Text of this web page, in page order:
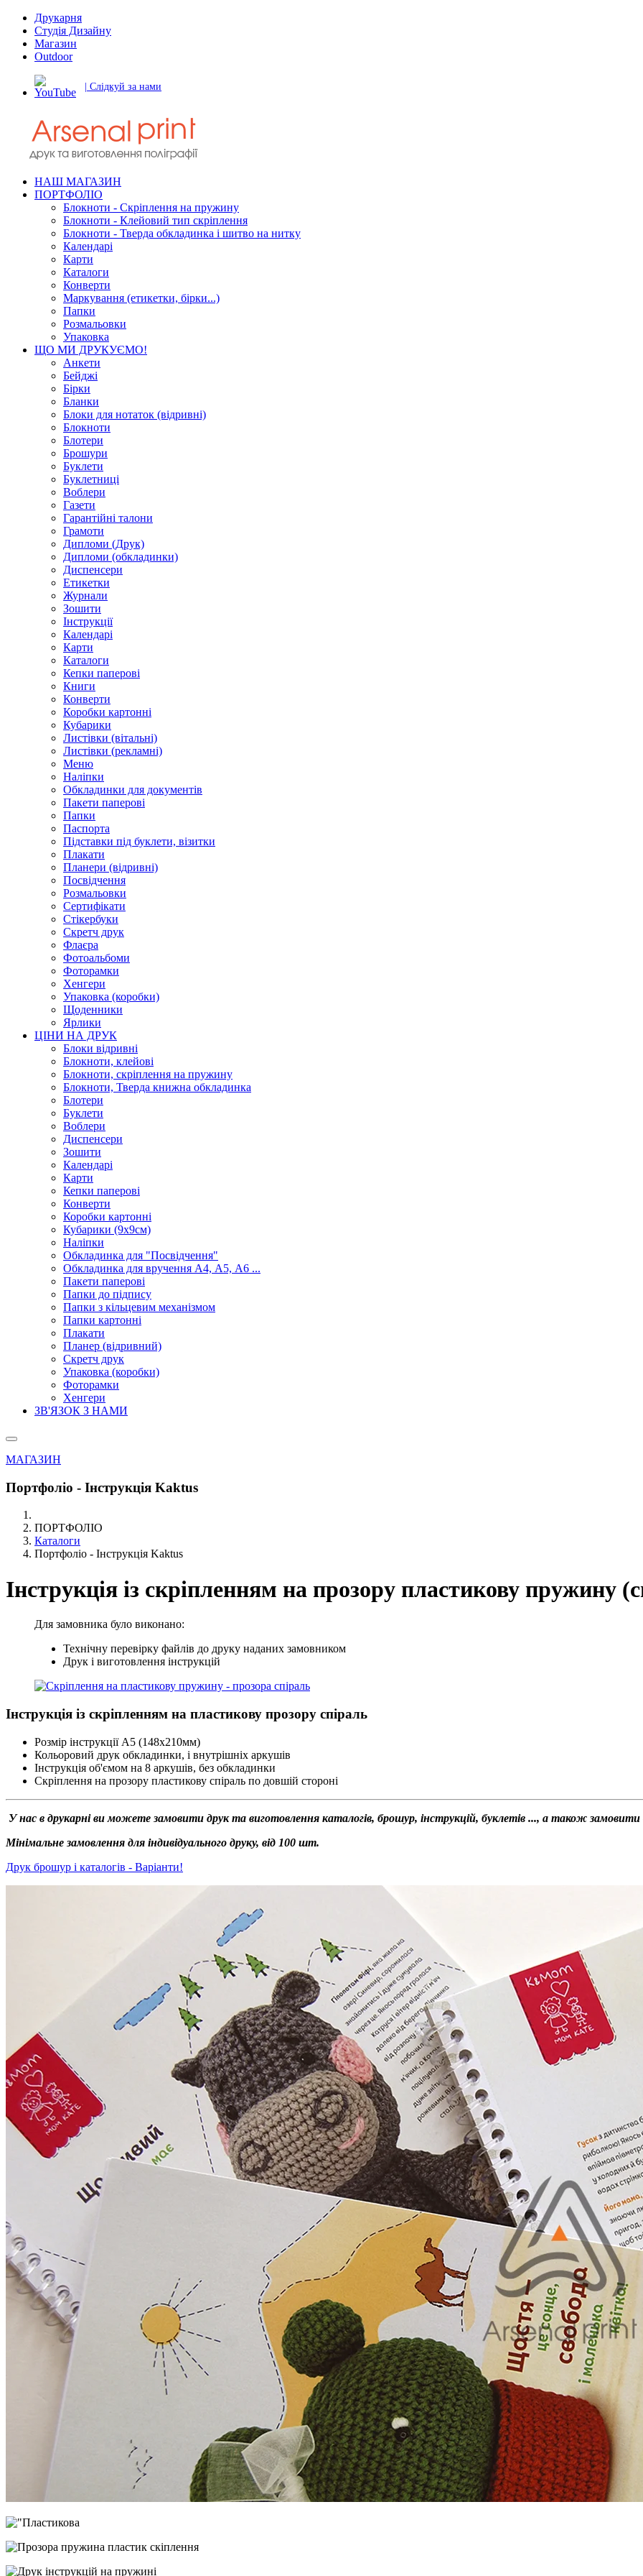
Друкарня
Студія Дизайну
Магазин
Outdoor
| Слідкуй за нами
НАШ МАГАЗИН
ПОРТФОЛІО
Блокноти - Скріплення на пружину
Блокноти - Клейовий тип скріплення
Блокноти - Тверда обкладинка і шитво на нитку
Календарі
Карти
Каталоги
Конверти
Маркування (етикетки, бірки...)
Папки
Розмальовки
Упаковка
ЩО МИ ДРУКУЄМО!
Анкети
Бейджі
Бірки
Бланки
Блоки для нотаток (відривні)
Блокноти
Блотери
Брошури
Буклети
Буклетниці
Воблери
Газети
Гарантійні талони
Грамоти
Дипломи (Друк)
Дипломи (обкладинки)
Диспенсери
Етикетки
Журнали
Зошити
Інструкції
Календарі
Карти
Каталоги
Кепки паперові
Книги
Конверти
Коробки картонні
Кубарики
Листівки (вітальні)
Листівки (рекламні)
Меню
Наліпки
Обкладинки для документів
Пакети паперові
Папки
Паспорта
Підставки під буклети, візитки
Плакати
Планери (відривні)
Посвідчення
Розмальовки
Сертифікати
Стікербуки
Скретч друк
Флаєра
Фотоальбоми
Фоторамки
Хенгери
Упаковка (коробки)
Щоденники
Ярлики
ЦІНИ НА ДРУК
Блоки відривні
Блокноти, клейові
Блокноти, скріплення на пружину
Блокноти, Тверда книжна обкладинка
Блотери
Буклети
Воблери
Диспенсери
Зошити
Календарі
Карти
Кепки паперові
Конверти
Коробки картонні
Кубарики (9х9см)
Наліпки
Обкладинка для "Посвідчення"
Обкладинка для вручення А4, А5, А6 ...
Пакети паперові
Папки до підпису
Папки з кільцевим механізмом
Папки картонні
Плакати
Планер (відривний)
Скретч друк
Упаковка (коробки)
Фоторамки
Хенгери
ЗВ'ЯЗОК З НАМИ
МАГАЗИН
Портфоліо - Інструкція Kaktus
ПОРТФОЛІО
Каталоги
Портфоліо - Інструкція Kaktus
Інструкція із скріпленням на прозору пластикову пружину
Для замовника було виконано:
Технічну перевірку файлів до друку наданих замовником
Друк і виготовлення інструкцій
Інструкція із скріпленням на пластикову прозору спіраль
Розмір інструкції А5 (148х210мм)
Кольоровий друк обкладинки, і внутрішніх аркушів
Інструкція об'ємом на 8 аркушів, без обкладинки
Скріплення на прозору пластикову спіраль по довшій стороні
У нас в друкарні ви можете замовити друк та виготовлення каталогів, брошур, інструкцій, буклетів ..., а також замовити
Мінімальне замовлення для індивідуального друку, від 100 шт.
Друк брошур і каталогів - Варіанти!